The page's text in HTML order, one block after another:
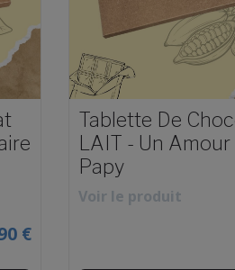
€
Tablette De
LAIT - Un Amour
Papy
Voir le produit